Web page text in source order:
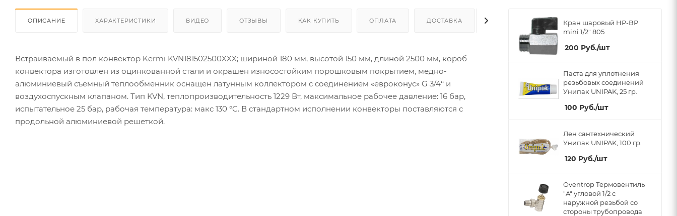
ОПИСАНИЕ ХАРАКТЕРИСТИКИ ВИДЕО ОТЗЫВЫ КАК КУПИТЬ ОПЛАТА ДОСТАВКА ДОПОЛНИТЕЛЬНО
Встраиваемый в пол конвектор Kermi KVN181502500XXX; шириной 180 мм, высотой 150 мм, длиной 2500 мм, короб
конвектора изготовлен из оцинкованной стали и окрашен износостойким порошковым покрытием, медно-
алюминиевый съемный теплообменник оснащен латунным коллектором с соединением «евроконус» G 3/4‘‘ и
воздухоспускным клапаном. Тип KVN, теплопроизводительность 1229 Вт, максимальное рабочее давление: 16 бар,
испытательное 25 бар, рабочая температура: макс 130 °C. В стандартном исполнении конвекторы поставляются с
продольной алюминиевой решеткой.
Кран шаровый НР-ВР
mini 1/2" 805
200 Руб./шт
Паста для уплотнения
резьбовых соединений
Унипак UNIPAK, 25 гр.
100 Руб./шт
Лен сантехнический
Унипак UNIPAK, 100 гр.
120 Руб./шт
Oventrop Термовентиль
"A" угловой 1/2 с
наружной резьбой со
стороны трубопровода